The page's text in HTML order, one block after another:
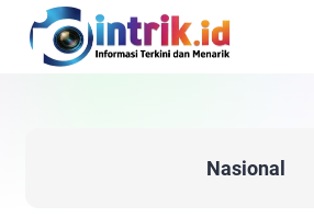
Nasional